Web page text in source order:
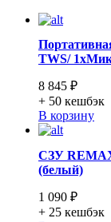
TWS/
8 845 ₽
+ 50 кешбэк
В корзину
СЗУ
(белый)
1 090 ₽
+ 25 кешбэк